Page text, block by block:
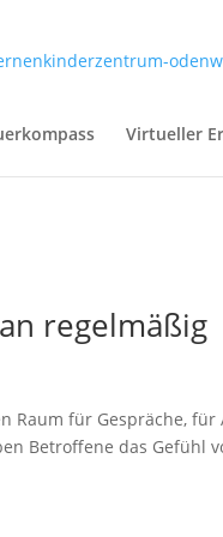
Virtueller
regelmäßig
Raum für Gespräche, für
Betroffene das Gefühl